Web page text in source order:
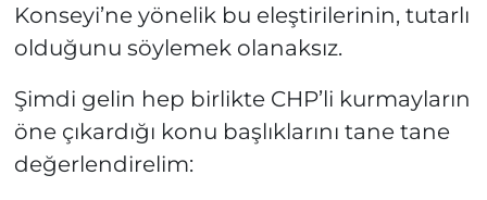
Konseyi’ne yönelik bu eleştirilerinin, tutarlı
olduğunu söylemek olanaksız.
Şimdi gelin hep birlikte CHP’li kurmayların
öne çıkardığı konu başlıklarını tane tane
değerlendirelim: